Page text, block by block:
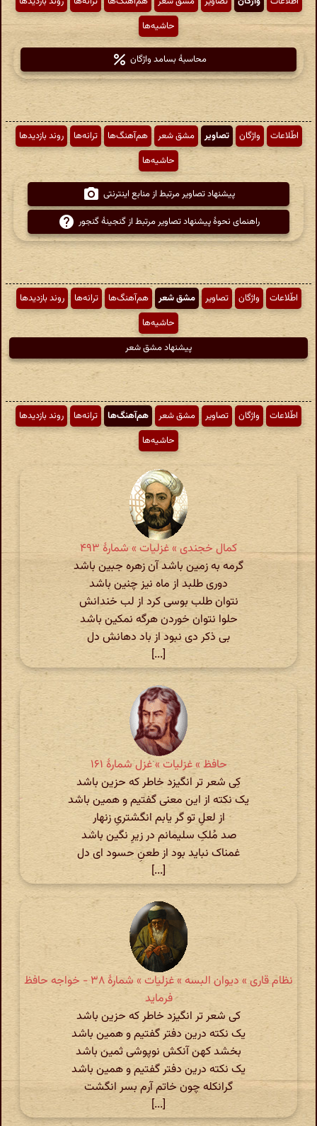
حاشیه‌ها
محاسبهٔ بسامد واژگان
اطّلاعات واژگان تصاویر مشق شعر هم‌آهنگ‌ها ترانه‌ها
روند بازدیدها
حاشیه‌ها
پیشنهاد تصاویر مرتبط از منابع اینترنتی
راهنمای نحوهٔ پیشنهاد تصاویر مرتبط از گنجینهٔ گنجور
اطّلاعات واژگان تصاویر مشق شعر هم‌آهنگ‌ها ترانه‌ها
روند بازدیدها
حاشیه‌ها
پیشنهاد مشق شعر
اطّلاعات واژگان تصاویر مشق شعر هم‌آهنگ‌ها ترانه‌ها
روند بازدیدها
حاشیه‌ها
کمال خجندی » غزلیات » شمارهٔ ۴۹۳
گرمه به زمین باشد آن زهره جبین باشد
دوری طلبد از ماه نیز چنین باشد
نتوان طلب بوسی کرد از لب خندانش
حلوا نتوان خوردن هرگه نمکین باشد
بی ذکر دی نبود از باد دهانش دل
[...]
حافظ » غزلیات » غزل شمارهٔ ۱۶۱
کِی شعر تر انگیزد خاطر که حزین باشد
یک نکته از این معنی گفتیم و همین باشد
از لعلِ تو گر یابم انگشتریِ زنهار
صد مُلکِ سلیمانم در زیرِ نگین باشد
غمناک نباید بود از طعنِ حسود ای دل
[...]
نظام قاری » دیوان البسه » غزلیات » شمارهٔ ۳۸ - خواجه حافظ
فرماید
کی شعر تر انگیزد خاطر که حزین باشد
یک نکته درین دفتر گفتیم و همین باشد
بخشد کهن آنکش نوپوشی ثمین باشد
یک نکته درین دفتر گفتیم و همین باشد
گرانکله چون خاتم آرم بسر انگشت
[...]